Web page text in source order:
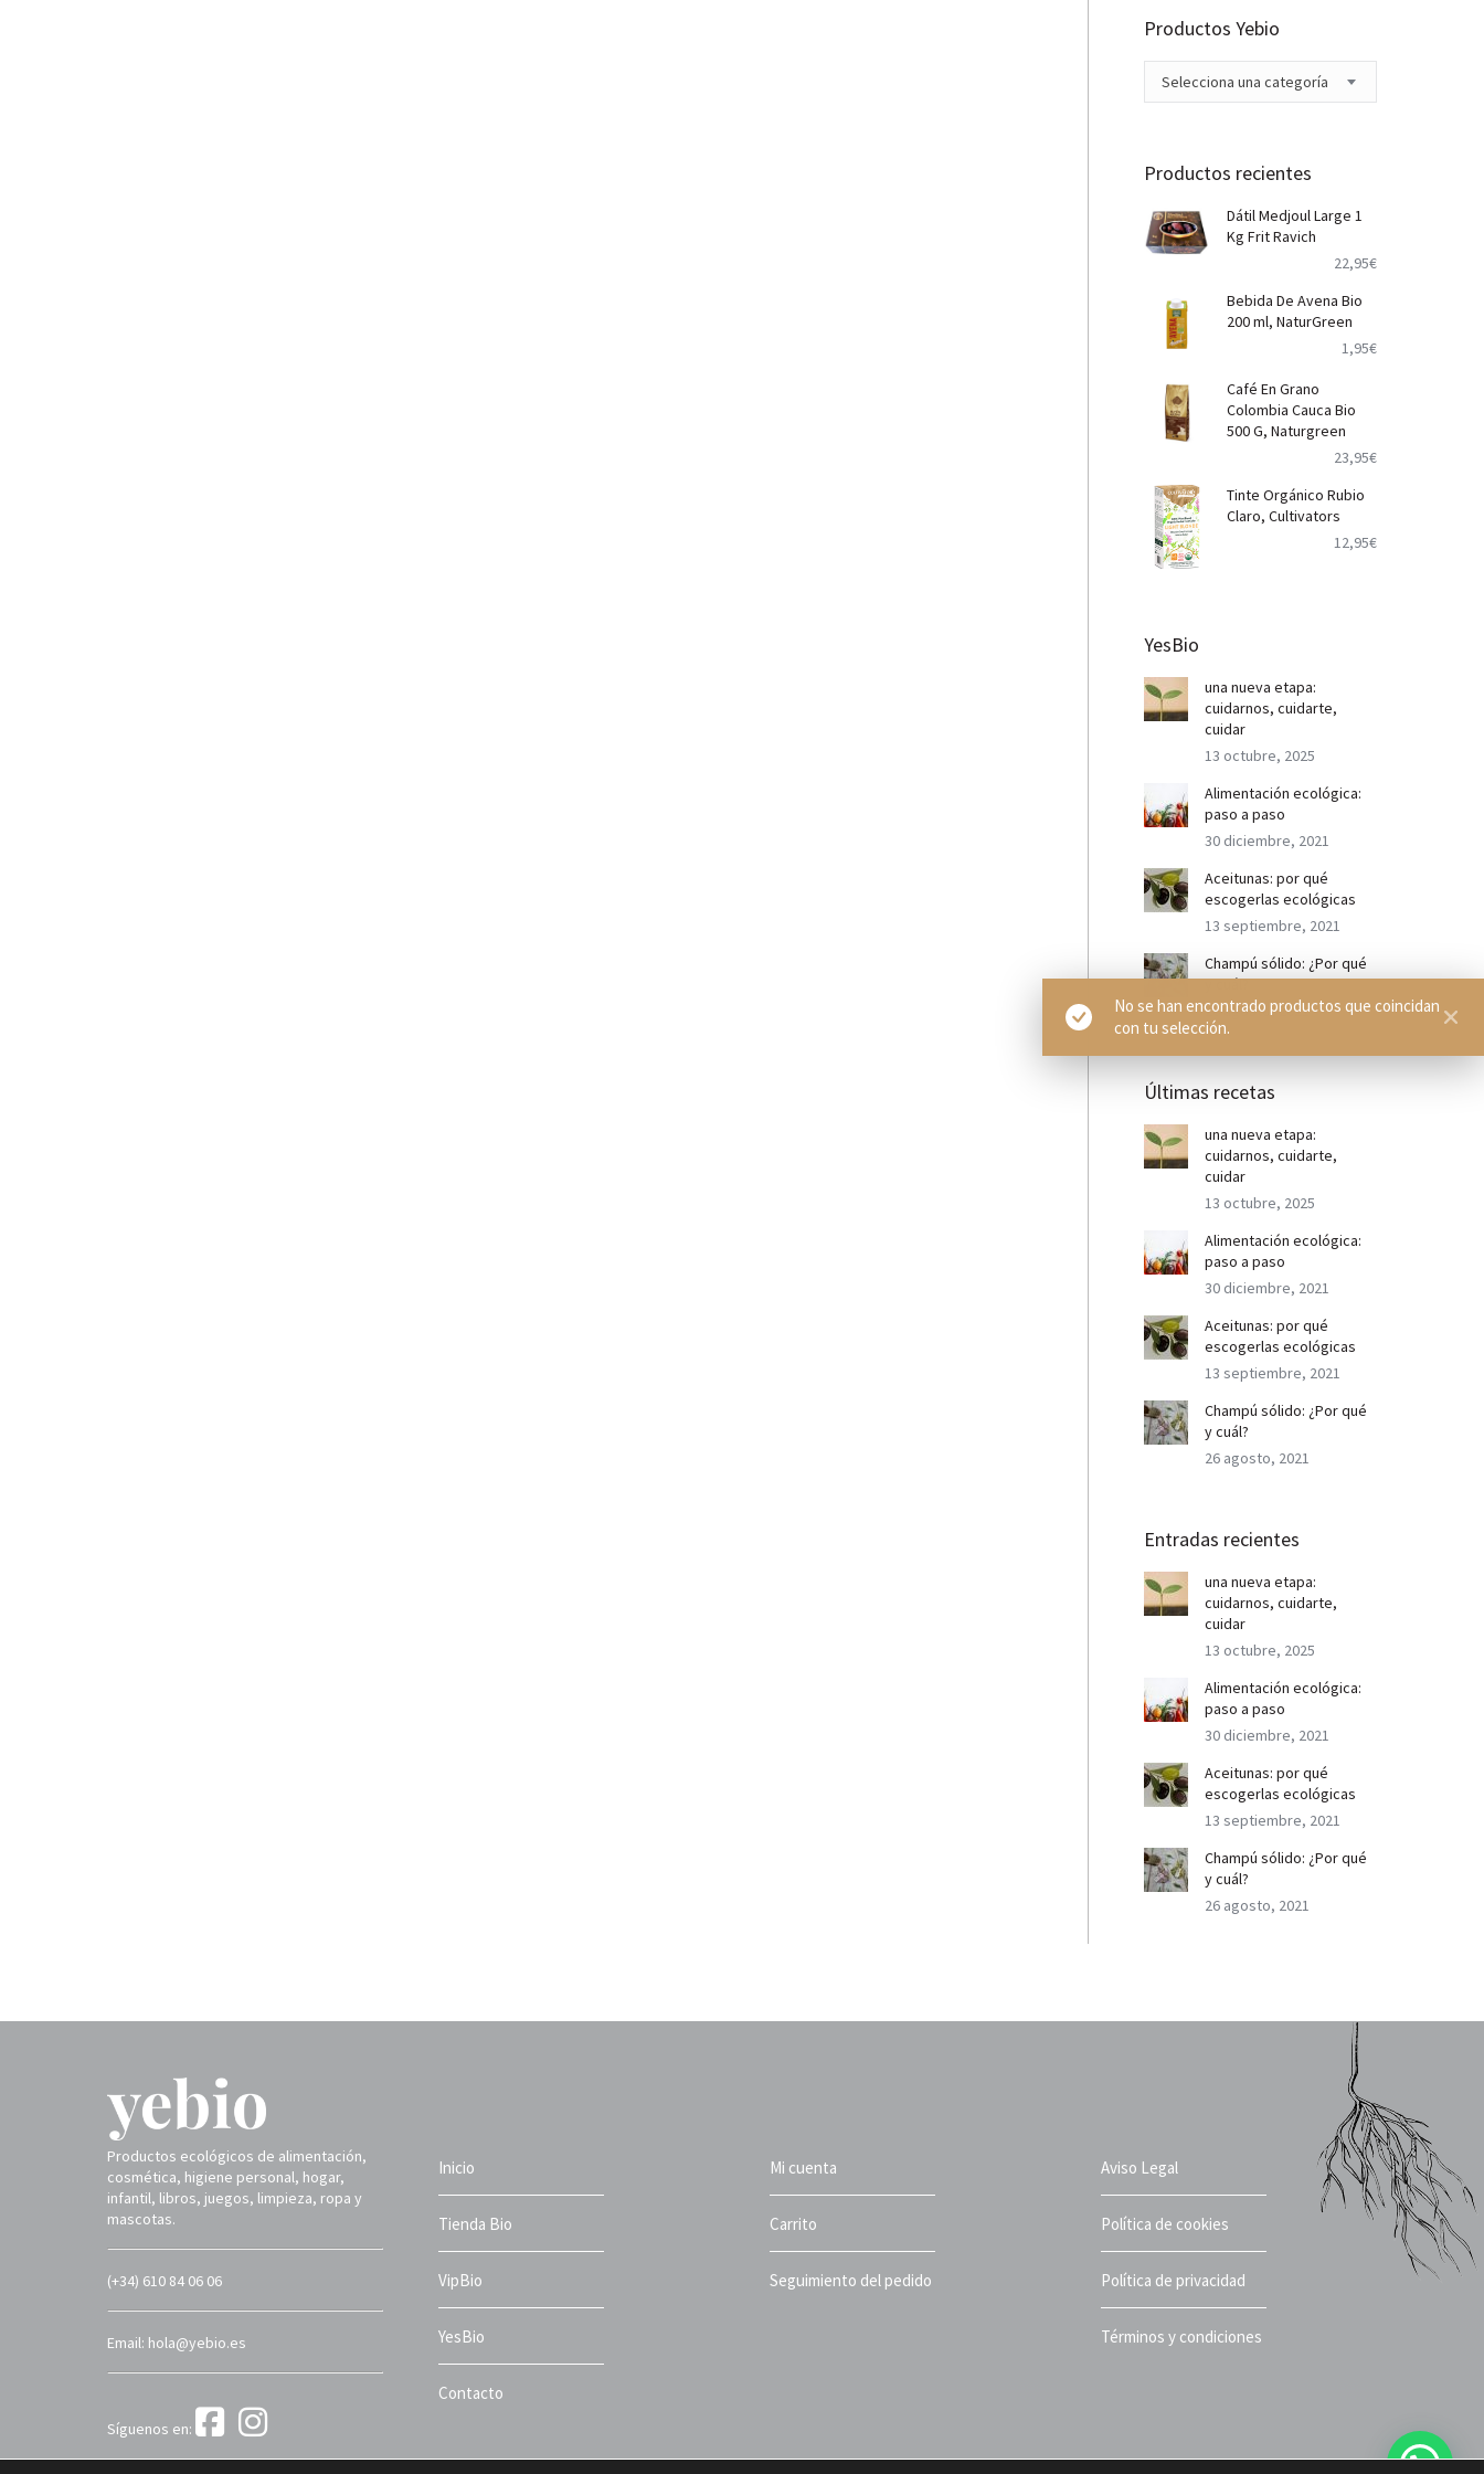
No se han encontrado productos que coincidan
con tu selección.
Productos Yebio
Selecciona una categoría
Productos recientes
Dátil Medjoul Large 1
Kg Frit Ravich
22,95€
Bebida De Avena Bio
200 ml, NaturGreen
1,95€
Café En Grano
Colombia Cauca Bio
500 G, Naturgreen
23,95€
Tinte Orgánico Rubio
Claro, Cultivators
12,95€
YesBio
una nueva etapa:
cuidarnos, cuidarte,
cuidar
13 octubre, 2025
Alimentación ecológica:
paso a paso
30 diciembre, 2021
Aceitunas: por qué
escogerlas ecológicas
13 septiembre, 2021
Champú sólido: ¿Por qué
y cuál?
26 agosto, 2021
Últimas recetas
una nueva etapa:
cuidarnos, cuidarte,
cuidar
13 octubre, 2025
Alimentación ecológica:
paso a paso
30 diciembre, 2021
Aceitunas: por qué
escogerlas ecológicas
13 septiembre, 2021
Champú sólido: ¿Por qué
y cuál?
26 agosto, 2021
Entradas recientes
una nueva etapa:
cuidarnos, cuidarte,
cuidar
13 octubre, 2025
Alimentación ecológica:
paso a paso
30 diciembre, 2021
Aceitunas: por qué
escogerlas ecológicas
13 septiembre, 2021
Champú sólido: ¿Por qué
y cuál?
26 agosto, 2021
Productos ecológicos de alimentación,
cosmética, higiene personal, hogar,
infantil, libros, juegos, limpieza, ropa y
mascotas.
(+34) 610 84 06 06
Email: hola@yebio.es
Síguenos en:
Inicio
Tienda Bio
VipBio
YesBio
Contacto
Mi cuenta
Carrito
Seguimiento del pedido
Aviso Legal
Política de cookies
Política de privacidad
Términos y condiciones